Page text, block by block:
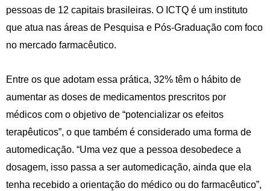
pessoas de 12 capitais brasileiras. O ICTQ é um instituto
que atua nas áreas de Pesquisa e Pós-Graduação com foco
no mercado farmacêutico.
Entre os que adotam essa prática, 32% têm o hábito de
aumentar as doses de medicamentos prescritos por
médicos com o objetivo de “potencializar os efeitos
terapêuticos”, o que também é considerado uma forma de
automedicação. “Uma vez que a pessoa desobedece a
dosagem, isso passa a ser automedicação, ainda que ela
tenha recebido a orientação do médico ou do farmacêutico”,